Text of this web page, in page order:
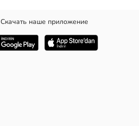
Скачать наше приложение